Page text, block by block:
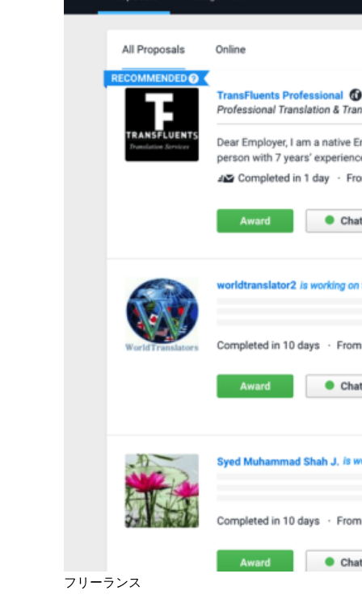
フリーランス